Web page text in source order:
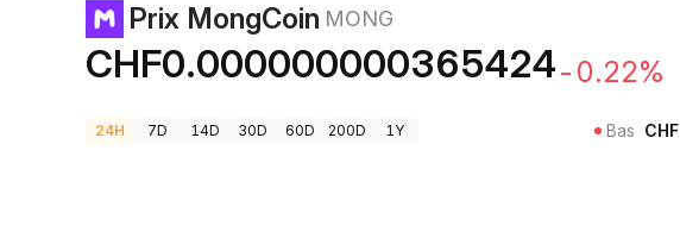
Prix MongCoin MONG
CHF0.000000000365424-0.22%
24H 7D 14D 30D 60D 200D 1Y Bas CHF